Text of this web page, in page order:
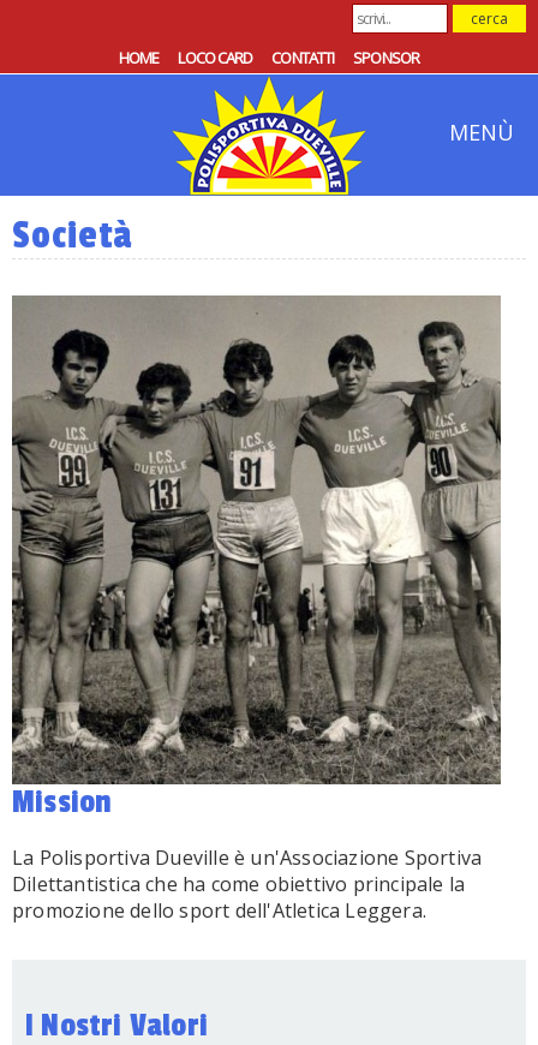
HOME LOCO CARD CONTATTI SPONSOR
MENÙ
Società
Mission
La Polisportiva Dueville è un'Associazione Sportiva
Dilettantistica che ha come obiettivo principale la
promozione dello sport dell'Atletica Leggera.
I Nostri Valori